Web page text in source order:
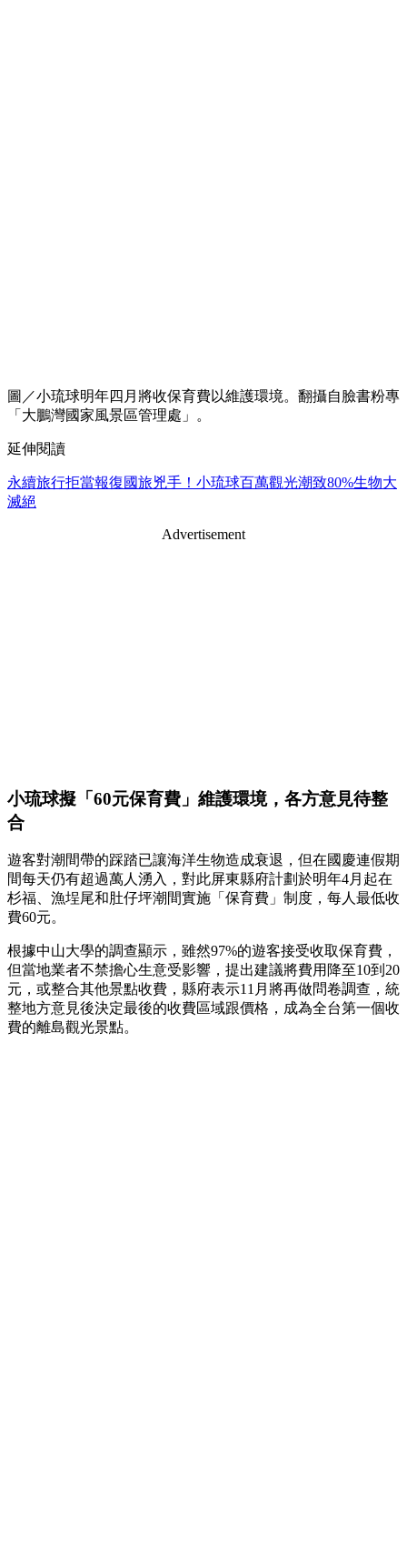
圖／小琉球明年四月將收保育費以維護環境。翻攝自臉書粉專
「大鵬灣國家風景區管理處」。
延伸閱讀
永續旅行拒當報復國旅兇手！小琉球百萬觀光潮致80%生物大
滅絕
Advertisement
小琉球擬「60元保育費」維護環境，各方意見待整
合
遊客對潮間帶的踩踏已讓海洋生物造成衰退，但在國慶連假期
間每天仍有超過萬人湧入，對此屏東縣府計劃於明年4月起在
杉福、漁埕尾和肚仔坪潮間實施「保育費」制度，每人最低收
費60元。
根據中山大學的調查顯示，雖然97%的遊客接受收取保育費，
但當地業者不禁擔心生意受影響，提出建議將費用降至10到20
元，或整合其他景點收費，縣府表示11月將再做問卷調查，統
整地方意見後決定最後的收費區域跟價格，成為全台第一個收
費的離島觀光景點。